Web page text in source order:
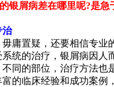
的银屑病差在哪里呢?是
治
庸置疑，还要相信专业
统的治疗，银屑病因人
同的部位，治疗方法也
的临床经验和成功案例